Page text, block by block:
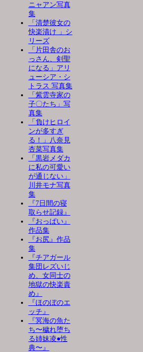
ニャアン写真
集
「清楚彼女の
快楽漬け 」シ
リーズ
「片田舎のお
っさん、剣聖
になる」アリ
ューシア・シ
トラス 写真集
「紫雲寺家の
子〇たち」写
真集
「負けヒロイ
ンが多すぎ
る！」八奈見
杏菜写真集
「黒岩メダカ
に私の可愛い
が通じない」
川井モナ写真
集
『7日間の寝
取らせ記録』
『おっぱい』
作品集
『お尻』作品
集
『チアガール
集団レズいじ
め、女同士の
地獄の快楽責
め』
『ほのぼのエ
ッチ』
『冥海の魚た
ち〜穢れ堕ち
る姉妹凌●性
典〜』